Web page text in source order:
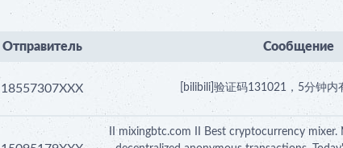
Отправитель Сообщение
18557307XXX [bilibili]验证码131021，5分钟内
II mixingbtc.com II Best cryptocurrency